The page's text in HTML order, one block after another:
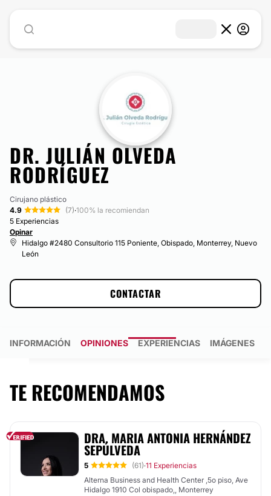
DR. JULIÁN OLVEDA
RODRÍGUEZ
Cirujano plástico
4.9
(7)·100% la recomiendan
5 Experiencias
Opinar
Hidalgo #2480 Consultorio 115 Poniente, Obispado, Monterrey, Nuevo
León
CONTACTAR
INFORMACIÓN OPINIONES EXPERIENCIAS IMÁGENES
TE RECOMENDAMOS
DRA. MARIA ANTONIA HERNÁNDEZ
SEPÚLVEDA
5 (61)·11 Experiencias
Alterna Business and Health Center ,5o piso, Ave
Hidalgo 1910 Col obispado,, Monterrey